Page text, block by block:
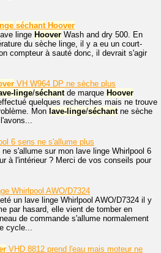
séchant Hoover
linge Hoover Wash and dry 500. En
du sèche linge, il y a eu un court-
compteur à sauté donc, il devrait s'agir
VH W964 DP ne sèche plus
linge/séchantde marque Hoover
quelques recherches mais ne trouve
Mon lave-linge/séchantne sèche
6 sens ne s'allume plus
s'allume sur mon lave linge Whirlpool 6
à l'intérieur ? Merci de vos conseils pour
Whirlpool AWO/D7324
un lave linge Whirlpool AWO/D7324 il y
par hasard, elle vient de tomber en
de commande s'allume normalement
cycle...
VHD 8812 prend l'eau mais moteur ne